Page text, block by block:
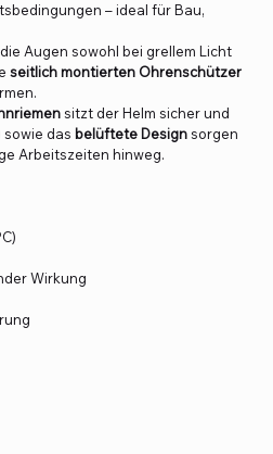
– ideal für Bau,
Augen sowohl bei grellem Licht
seitlich montierten Ohrenschützer
sitzt der Helm sicher und
sowie das belüftete Designsorgen
Arbeitszeiten hinweg.
Wirkung